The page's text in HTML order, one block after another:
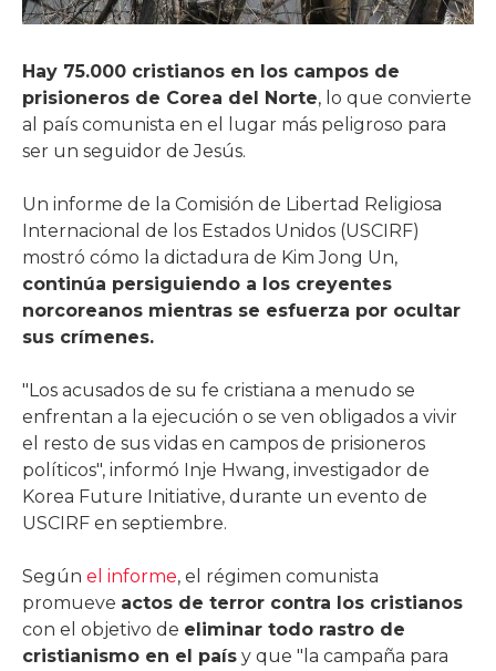
Hay 75.000 cristianos en los campos de
prisioneros de Corea del Norte, lo que convierte
al país comunista en el lugar más peligroso para
ser un seguidor de Jesús.
Un informe de la Comisión de Libertad Religiosa
Internacional de los Estados Unidos (USCIRF)
mostró cómo la dictadura de Kim Jong Un,
continúa persiguiendo a los creyentes
norcoreanos mientras se esfuerza por ocultar
sus crímenes.
"Los acusados ​​de su fe cristiana a menudo se
enfrentan a la ejecución o se ven obligados a vivir
el resto de sus vidas en campos de prisioneros
políticos", informó Inje Hwang, investigador de
Korea Future Initiative, durante un evento de
USCIRF en septiembre.
Según el informe, el régimen comunista
promueve actos de terror contra los cristianos
con el objetivo de eliminar todo rastro de
cristianismo en el país y que "la campaña para